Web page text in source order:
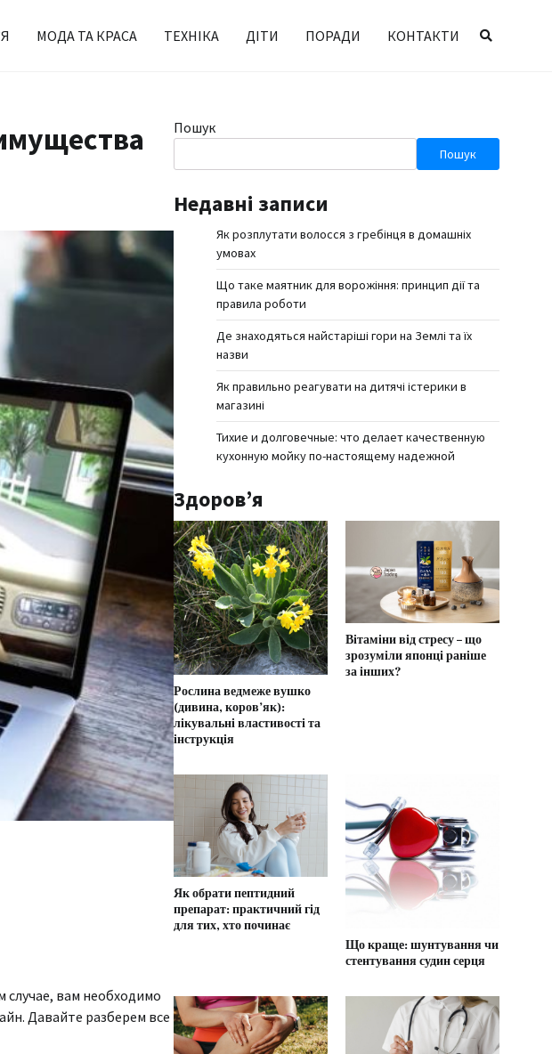
МОДА ТА КРАСА ТЕХНІКА ДІТИ ПОРАДИ КОНТАКТИ
вам необходимо
Давайте разберем все
Пошук
Пошук
Недавні записи
Як розплутати волосся з гребінця в домашніх
умовах
Що таке маятник для ворожіння: принцип дії та
правила роботи
Де знаходяться найстаріші гори на Землі та їх
назви
Як правильно реагувати на дитячі істерики в
магазині
Тихие и долговечные: что делает качественную
кухонную мойку по-настоящему надежной
Здоров’я
Рослина ведмеже вушко
(дивина, коров’як):
лікувальні властивості та
інструкція
Вітаміни від стресу – що
зрозуміли японці раніше
за інших?
Як обрати пептидний
препарат: практичний гід
для тих, хто починає
Що краще: шунтування чи
стентування судин серця